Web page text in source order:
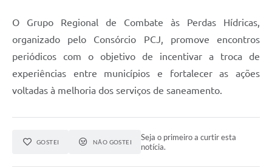
O Grupo Regional de Combate às Perdas Hídricas,
organizado pelo Consórcio PCJ, promove encontros
periódicos com o objetivo de incentivar a troca de
experiências entre municípios e fortalecer as ações
voltadas à melhoria dos serviços de saneamento.
GOSTEI NÃO GOSTEI
Seja o primeiro a curtir esta
notícia.